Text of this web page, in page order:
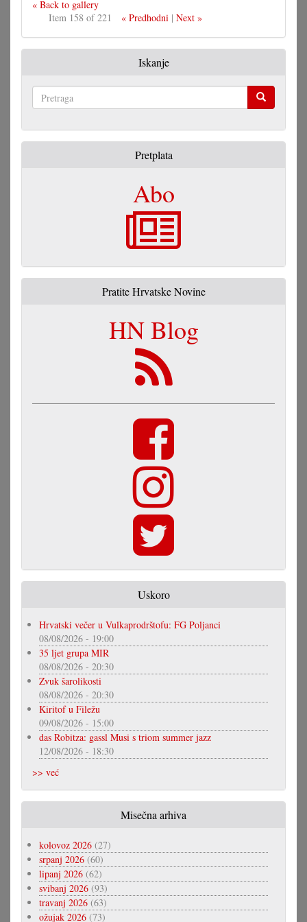
« Back to gallery
Item 158 of 221
« Predhodni| Next »
Iskanje
Pretplata
Abo
Pratite Hrvatske Novine
HN Blog
Uskoro
Hrvatski večer u Vulkaprodrštofu: FG Poljanci
08/08/2026 - 19:00
35 ljet grupa MIR
08/08/2026 - 20:30
Zvuk šarolikosti
08/08/2026 - 20:30
Kiritof u Filežu
09/08/2026 - 15:00
das Robitza: gassl Musi s triom summer jazz
12/08/2026 - 18:30
>> već
Misečna arhiva
kolovoz 2026 (27)
srpanj 2026 (60)
lipanj 2026 (62)
svibanj 2026 (93)
travanj 2026 (63)
ožujak 2026 (73)